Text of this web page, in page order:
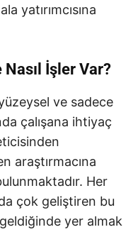
yatırımcısına
İşler Var?
ve sadece
çalışana ihtiyaç
araştırmacına
Her
çok geliştiren bu
yer almak